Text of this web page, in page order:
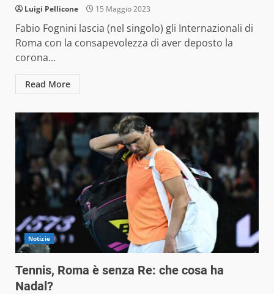
Luigi Pellicone 15 Maggio 2023
Fabio Fognini lascia (nel singolo) gli Internazionali di
Roma con la consapevolezza di aver deposto la
corona...
Read More
Notizie
Tennis, Roma è senza Re: che cosa ha
Nadal?